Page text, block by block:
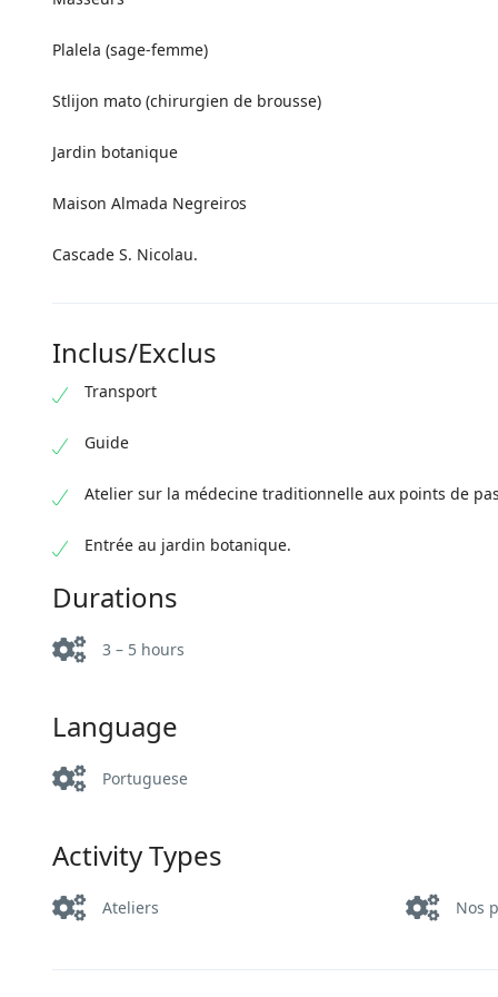
Plalela (sage-femme)
Stlijon mato (chirurgien de brousse)
Jardin botanique
Maison Almada Negreiros
Cascade S. Nicolau.
Inclus/Exclus
Transport
Guide
Atelier sur la médecine traditionnelle aux points de
Entrée au jardin botanique.
Durations
3 – 5 hours
Language
Portuguese
Activity Types
Ateliers Nos